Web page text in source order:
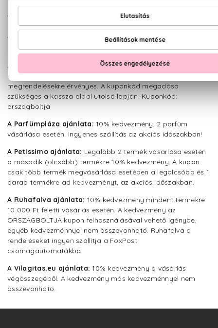
kedvezménnyel.
Minden 2015-ös Samsung Smart LED televízió 10%
kedvezménnyel.
Samsung nagyháztartási készülék és porszívó 10%
kedvezménnyel.
A részt vevő termékek listája a www.mediamarkt.hu oldalán
érhető el. A kedvezmény csak a webáruházban leadott
megrendelésekre érvényes. A kuponkód megadása
szükséges a kassza oldal utolsó lapján. Kuponkód:
orszagboltja
A Parfümpláza ajánlata: 10% kedvezmény, 2 parfüm
vásárlása esetén. Ingyenes szállítás az akciós időszakban!
A Petissimo ajánlata: Legalább 2 termék vásárlása esetén
a második (olcsóbb) termékre 10% kedvezmény. A kupon
csak több termék megvásárlása esetében a legolcsóbb és 1
darab termékre ad kedvezményt, az akciós időszakban.
A Ruhafalva ajánlata: 10% kedvezmény mindent termékre
10 000 Ft feletti vásárlás esetén. A kedvezmény az
ORSZAGBOLTJA kupon felhasználásával vehető igénybe,
egyéb kedvezménnyel nem összevonható. Ruhafalva a
rendeléseket ingyen szállítja a FoxPost
csomagautomatákba.
A Vilagitas.eu ajánlata: 10% kedvezmény a vásárlás
végösszegéből. A kedvezmény más kedvezménnyel nem
összevonható.